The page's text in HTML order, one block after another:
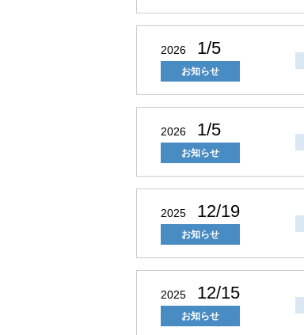
2026 1/5
お知らせ
2026 1/5
お知らせ
2025 12/19
お知らせ
2025 12/15
お知らせ